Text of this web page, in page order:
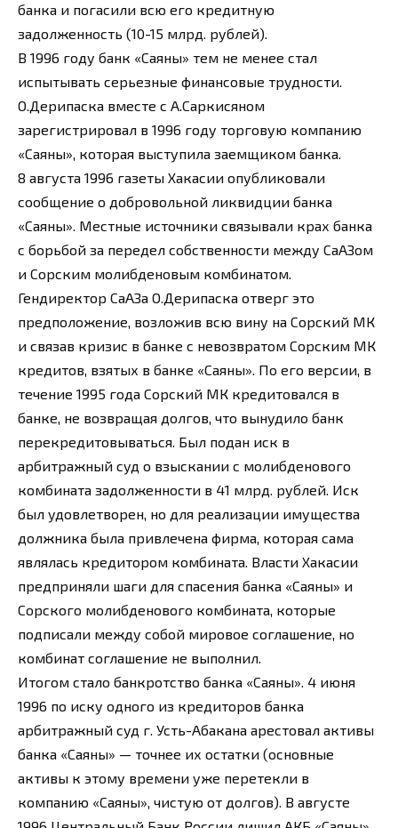
банка и погасили всю его кредитную
задолженность (10-15 млрд. рублей).
В 1996 году банк «Саяны» тем не менее стал
испытывать серьезные финансовые трудности.
О.Дерипаска вместе с А.Саркисяном
зарегистрировал в 1996 году торговую компанию
«Саяны», которая выступила заемщиком банка.
8 августа 1996 газеты Хакасии опубликовали
сообщение о добровольной ликвидции банка
«Саяны». Местные источники связывали крах банка
с борьбой за передел собственности между СаАЗом
и Сорским молибденовым комбинатом.
Гендиректор СаАЗа О.Дерипаска отверг это
предположение, возложив всю вину на Сорский МК
и связав кризис в банке с невозвратом Сорским МК
кредитов, взятых в банке «Саяны». По его версии, в
течение 1995 года Сорский МК кредитовался в
банке, не возвращая долгов, что вынудило банк
перекредитовываться. Был подан иск в
арбитражный суд о взыскании с молибденового
комбината задолженности в 41 млрд. рублей. Иск
был удовлетворен, но для реализации имущества
должника была привлечена фирма, которая сама
являлась кредитором комбината. Власти Хакасии
предприняли шаги для спасения банка «Саяны» и
Сорского молибденового комбината, которые
подписали между собой мировое соглашение, но
комбинат соглашение не выполнил.
Итогом стало банкротство банка «Саяны». 4 июня
1996 по иску одного из кредиторов банка
арбитражный суд г. Усть-Абакана арестовал активы
банка «Саяны» — точнее их остатки (основные
активы к этому времени уже перетекли в
компанию «Саяны», чистую от долгов). В августе